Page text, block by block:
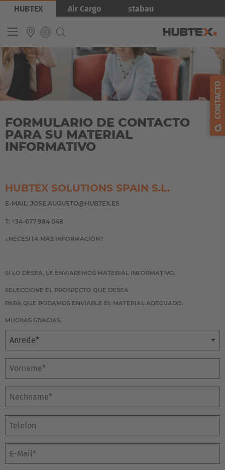
Pasar
contenido
HUBTEX Air Cargo stabau
INTERNATIONAL
English
Español
Français
Imagen
FORMULARIO DE CONTACTO
PARA SU MATERIAL
INFORMATIVO
HUBTEX SOLUTIONS SPAIN S.L.
E-MAIL: JOSE.AUGUSTO@HUBTEX.ES
T: +34-677 984 048
¿NECESITA MÁS INFORMACIÓN?
SI LO DESEA, LE ENVIAREMOS MATERIAL INFORMATIVO.
SELECCIONE EL PROSPECTO QUE DESEA
PARA QUE PODAMOS ENVIARLE EL MATERIAL ADECUADO.
MUCHAS GRACIAS.
Anrede
Vorname*
Nachname*
E-Mail*
CONTACTO